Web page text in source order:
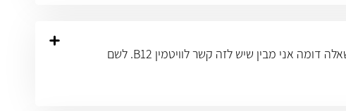
אני בן 63. בחודשים האחרונים יש לי נימול בירך ימין, וזה מופיע ללא קשר למנוחה או לפעילות כלשהי. לפי תשובה לשאלה דומה אני מבין שיש לזה קשר לוויטמין B12. לשם